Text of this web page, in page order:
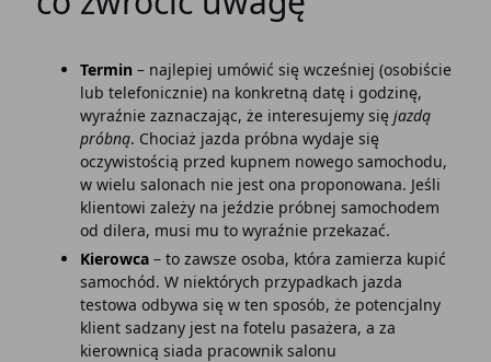
Termin – najlepiej umówić się wcześniej (osobiście
lub telefonicznie) na konkretną datę i godzinę,
wyraźnie zaznaczając, że interesujemy się jazdą
próbną. Chociaż jazda próbna wydaje się
oczywistością przed kupnem nowego samochodu,
w wielu salonach nie jest ona proponowana. Jeśli
klientowi zależy na jeździe próbnej samochodem
od dilera, musi mu to wyraźnie przekazać.
Kierowca– to zawsze osoba, która zamierza kupić
samochód. W niektórych przypadkach jazda
testowa odbywa się w ten sposób, że potencjalny
klient sadzany jest na fotelu pasażera, a za
kierownicą siada pracownik salonu